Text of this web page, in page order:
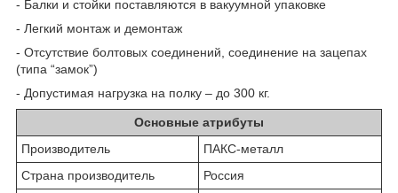
- Балки и стойки поставляются в вакуумной упаковке
- Легкий монтаж и демонтаж
- Отсутствие болтовых соединений, соединение на зацепах
(типа “замок”)
- Допустимая нагрузка на полку – до 300 кг.
Основные атрибуты
Производитель
ПАКС-металл
Страна производитель
Россия